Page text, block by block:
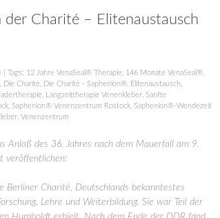
Charité – Elitenaustausch
| Tags: 12 Jahre VenaSeal® Therapie 146 Monate VenaSeal®
Die Charitè Die Charitè - Saphenion® Elitenaustausch
Langzeittherapie Venenkleber Sanfte
Saphenion® Venenzentrum Rostock Saphenion®-Wendezeit
Venenzentrum
des 36. Jahres nach dem Mauerfall am 9.
veröffentlichen:
Charité, Deutschlands bekanntestes
Lehre und Weiterbildung. Sie war Teil der